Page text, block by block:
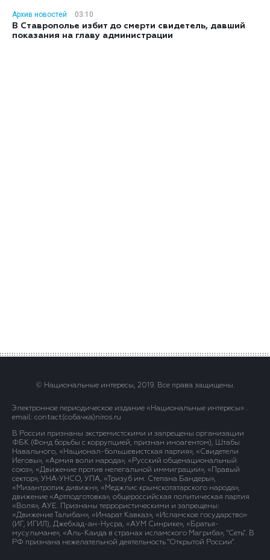
Архив новостей
03:10
В Ставрополье избит до смерти свидетель, давший
показания на главу администрации
© Национальные интересы, 2019. Все права защищены.
Электронное периодическое издание «Национальные интересы» .
email: contact(сoбaчка)niros.ru
В России признаны экстремистскими и запрещены организации
ФБК (Фонд борьбы с коррупцией, признан иноагентом), Штабы
Навального, «Национал-большевистская партия», «Свидетели
Иеговы», «Армия воли народа», «Русский общенациональный
союз», «Движение против нелегальной иммиграции», «Правый
сектор», УНА-УНСО, УПА, «Тризуб им. Степана Бандеры»,
«Мизантропик дивижн», «Меджлис крымскотатарского народа»,
движение «Артподготовка», общероссийская политическая партия
«Воля», АУЕ. Признаны террористическими и запрещены:
«Движение Талибан», «Имарат Кавказ», «Исламское государство»
(ИГ, ИГИЛ), Джебхад-ан-Нусра, «АУМ Синрике», «Братья-
мусульмане», «Аль-Каида в странах исламского Магриба», "Сеть". В
РФ признана нежелательной деятельность "Открытой России".